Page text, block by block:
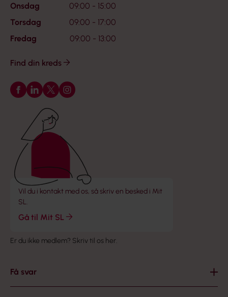
Onsdag
09:00 - 15:00
Torsdag
09:00 - 17:00
Fredag
09:00 - 13:00
Find din kreds
Følg os på Facebook
Følg os på LinkedIn
Følg os på X
Følg os på Instagram
Vil du i kontakt med os, så skriv en besked i Mit
SL.
Gå til Mit SL
Er du ikke medlem? Skriv til os her.
Få svar